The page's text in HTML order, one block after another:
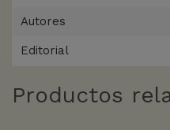
Autores
Editorial
Productos